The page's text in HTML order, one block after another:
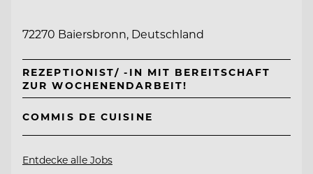
72270 Baiersbronn, Deutschland
REZEPTIONIST/ -IN MIT BEREITSCHAFT
ZUR WOCHENENDARBEIT!
COMMIS DE CUISINE
Entdecke alle Jobs